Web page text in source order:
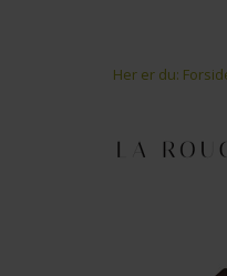
Her er du: